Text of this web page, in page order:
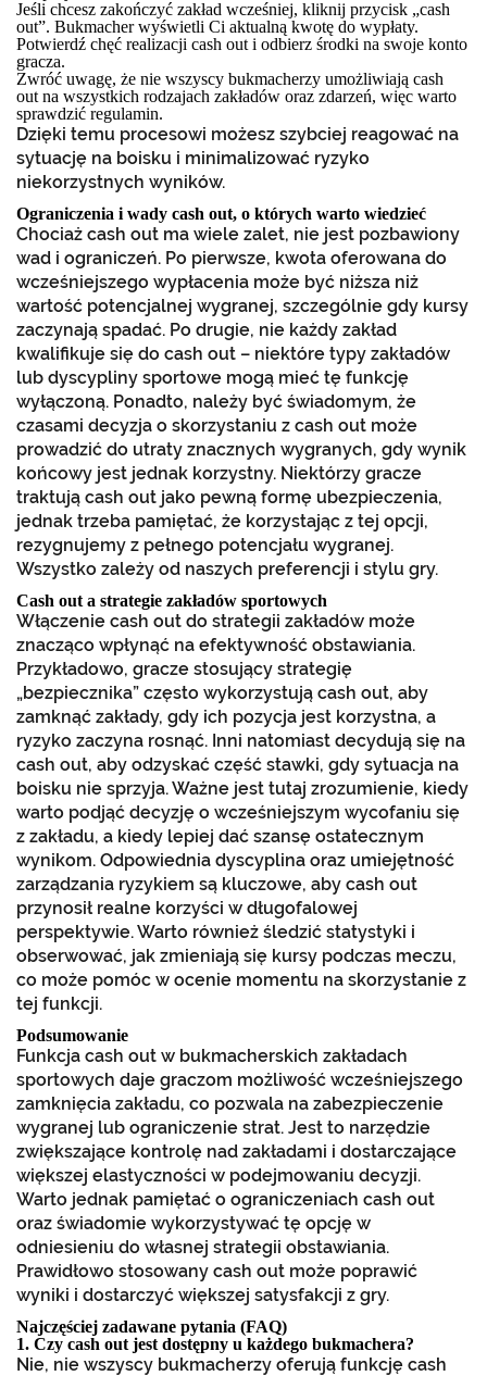
Jeśli chcesz zakończyć zakład wcześniej, kliknij przycisk „cash
out”. Bukmacher wyświetli Ci aktualną kwotę do wypłaty.
Potwierdź chęć realizacji cash out i odbierz środki na swoje konto
gracza.
Zwróć uwagę, że nie wszyscy bukmacherzy umożliwiają cash
out na wszystkich rodzajach zakładów oraz zdarzeń, więc warto
sprawdzić regulamin.
Dzięki temu procesowi możesz szybciej reagować na
sytuację na boisku i minimalizować ryzyko
niekorzystnych wyników.
Ograniczenia i wady cash out, o których warto wiedzieć
Chociaż cash out ma wiele zalet, nie jest pozbawiony
wad i ograniczeń. Po pierwsze, kwota oferowana do
wcześniejszego wypłacenia może być niższa niż
wartość potencjalnej wygranej, szczególnie gdy kursy
zaczynają spadać. Po drugie, nie każdy zakład
kwalifikuje się do cash out – niektóre typy zakładów
lub dyscypliny sportowe mogą mieć tę funkcję
wyłączoną. Ponadto, należy być świadomym, że
czasami decyzja o skorzystaniu z cash out może
prowadzić do utraty znacznych wygranych, gdy wynik
końcowy jest jednak korzystny. Niektórzy gracze
traktują cash out jako pewną formę ubezpieczenia,
jednak trzeba pamiętać, że korzystając z tej opcji,
rezygnujemy z pełnego potencjału wygranej.
Wszystko zależy od naszych preferencji i stylu gry.
Cash out a strategie zakładów sportowych
Włączenie cash out do strategii zakładów może
znacząco wpłynąć na efektywność obstawiania.
Przykładowo, gracze stosujący strategię
„bezpiecznika” często wykorzystują cash out, aby
zamknąć zakłady, gdy ich pozycja jest korzystna, a
ryzyko zaczyna rosnąć. Inni natomiast decydują się na
cash out, aby odzyskać część stawki, gdy sytuacja na
boisku nie sprzyja. Ważne jest tutaj zrozumienie, kiedy
warto podjąć decyzję o wcześniejszym wycofaniu się
z zakładu, a kiedy lepiej dać szansę ostatecznym
wynikom. Odpowiednia dyscyplina oraz umiejętność
zarządzania ryzykiem są kluczowe, aby cash out
przynosił realne korzyści w długofalowej
perspektywie. Warto również śledzić statystyki i
obserwować, jak zmieniają się kursy podczas meczu,
co może pomóc w ocenie momentu na skorzystanie z
tej funkcji.
Podsumowanie
Funkcja cash out w bukmacherskich zakładach
sportowych daje graczom możliwość wcześniejszego
zamknięcia zakładu, co pozwala na zabezpieczenie
wygranej lub ograniczenie strat. Jest to narzędzie
zwiększające kontrolę nad zakładami i dostarczające
większej elastyczności w podejmowaniu decyzji.
Warto jednak pamiętać o ograniczeniach cash out
oraz świadomie wykorzystywać tę opcję w
odniesieniu do własnej strategii obstawiania.
Prawidłowo stosowany cash out może poprawić
wyniki i dostarczyć większej satysfakcji z gry.
Najczęściej zadawane pytania (FAQ)
1. Czy cash out jest dostępny u każdego bukmachera?
Nie, nie wszyscy bukmacherzy oferują funkcję cash